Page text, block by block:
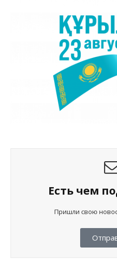
Есть чем
Пришли свою